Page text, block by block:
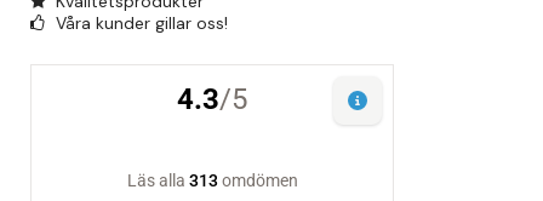
Våra kunder gillar oss!